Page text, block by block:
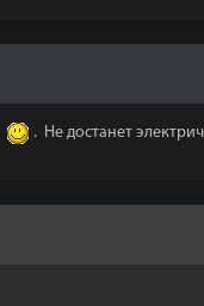
. Не достанет